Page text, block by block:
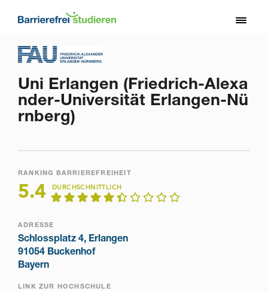
Uni Erlangen (Friedrich-Alexa
nder-Universität Erlangen-Nü
rnberg)
RANKING BARRIEREFREIHEIT
5.4 DURCHSCHNITTLICH
ADRESSE
Schlossplatz 4, Erlangen
91054 Buckenhof
Bayern
LINK ZUR HOCHSCHULE